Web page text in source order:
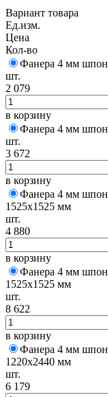
Вариант товара
Ед.изм.
Цена
Кол-во
Фанера 4 мм шпон
шт.
2 079
в корзину
Фанера 4 мм
шт.
3 672
в корзину
Фанера 4 мм шпон
1525х1525 мм
шт.
4 880
в корзину
Фанера 4 мм шпон
1525х1525 мм
шт.
8 622
в корзину
Фанера 4 мм шпон
1220х2440 мм
шт.
6 179